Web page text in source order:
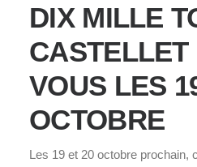
DIX MILLE
CASTELLET
VOUS LES
OCTOBRE
Les 19 et 20 octobre prochain,